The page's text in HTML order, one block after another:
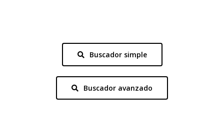
Buscador simple
Buscador avanzado